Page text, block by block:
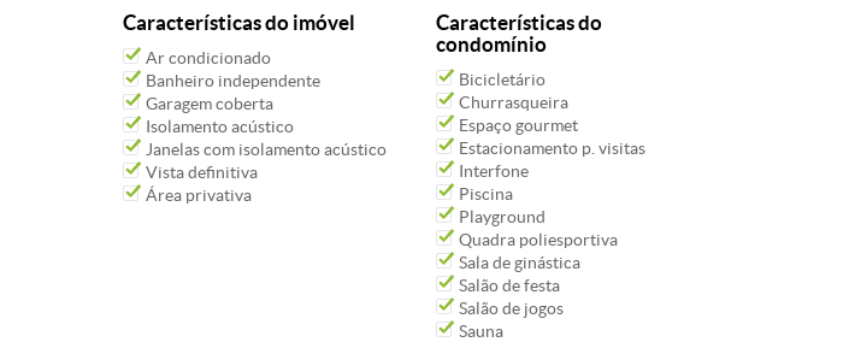
Características do imóvel
Ar condicionado
Banheiro independente
Garagem coberta
Isolamento acústico
Janelas com isolamento acústico
Vista definitiva
Área privativa
Características do
condomínio
Bicicletário
Churrasqueira
Espaço gourmet
Estacionamento p. visitas
Interfone
Piscina
Playground
Quadra poliesportiva
Sala de ginástica
Salão de festa
Salão de jogos
Sauna